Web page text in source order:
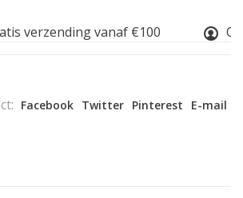
verzending vanaf €100
Facebook Twitter Pinterest E-mail